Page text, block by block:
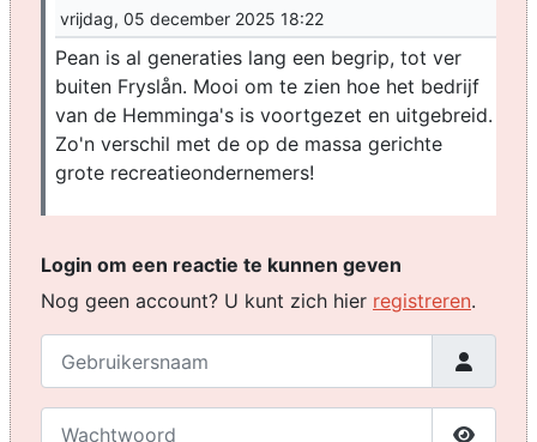
vrijdag, 05 december 2025 18:22
Pean is al generaties lang een begrip, tot ver
buiten Fryslån. Mooi om te zien hoe het bedrijf
van de Hemminga's is voortgezet en uitgebreid.
Zo'n verschil met de op de massa gerichte
grote recreatieondernemers!
Login om een reactie te kunnen geven
Nog geen account? U kunt zich hier registreren.